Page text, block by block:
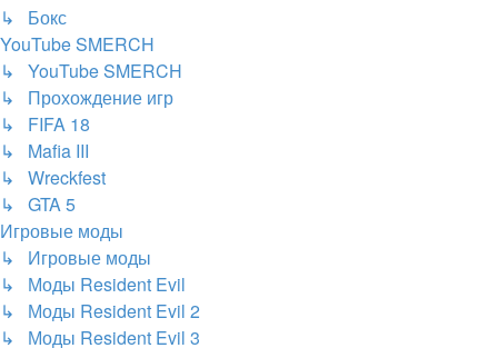
↳ Бокс
YouTube SMERCH
↳ YouTube SMERCH
↳ Прохождение игр
↳ FIFA 18
↳ Mafia III
↳ Wreckfest
↳ GTA 5
Игровые моды
↳ Игровые моды
↳ Моды Resident Evil
↳ Моды Resident Evil 2
↳ Моды Resident Evil 3